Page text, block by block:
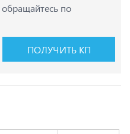
обращайтесь по
ПОЛУЧИТЬ КП